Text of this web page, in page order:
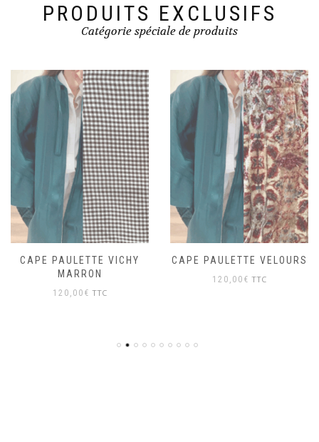
PRODUITS EXCLUSIFS
Catégorie spéciale de produits
CAPE PAULETTE VICHY
MARRON
120,00 € TTC
CAPE PAULETTE VELOURS
120,00 € TTC